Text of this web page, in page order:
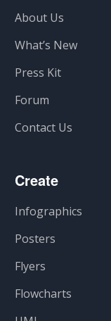
About Us
What’s New
Press Kit
Forum
Contact Us
Create
Infographics
Posters
Flyers
Flowcharts